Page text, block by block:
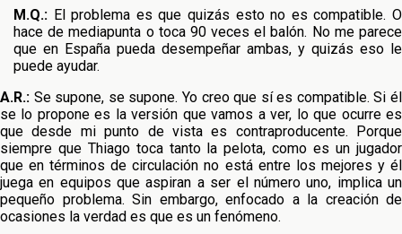
M.Q.: El problema es que quizás esto no es compatible. O
hace de mediapunta o toca 90 veces el balón. No me parece
que en España pueda desempeñar ambas, y quizás eso le
puede ayudar.
A.R.: Se supone, se supone. Yo creo que sí es compatible. Si él
se lo propone es la versión que vamos a ver, lo que ocurre es
que desde mi punto de vista es contraproducente. Porque
siempre que Thiago toca tanto la pelota, como es un jugador
que en términos de circulación no está entre los mejores y él
juega en equipos que aspiran a ser el número uno, implica un
pequeño problema. Sin embargo, enfocado a la creación de
ocasiones la verdad es que es un fenómeno.